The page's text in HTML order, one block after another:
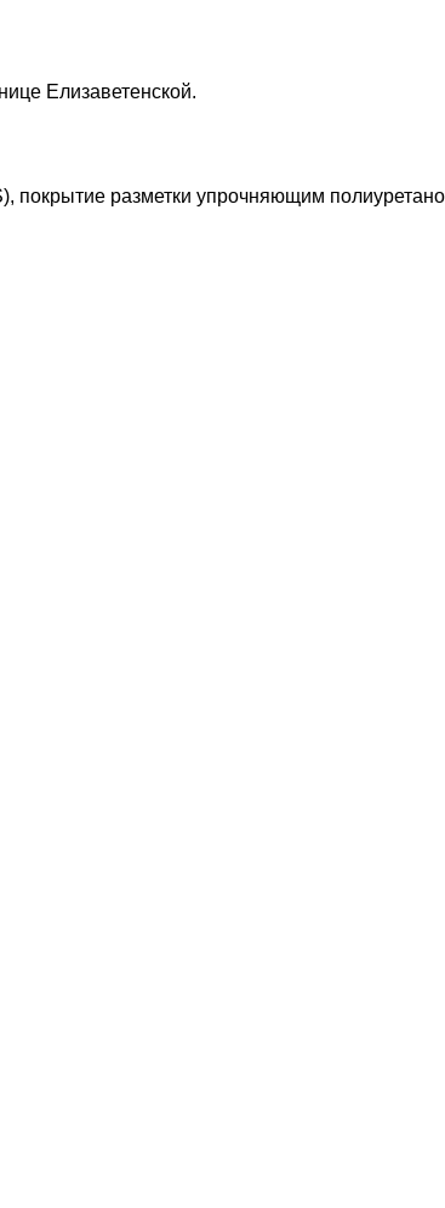
Елизаветенской.
покрытие разметки упрочняющим